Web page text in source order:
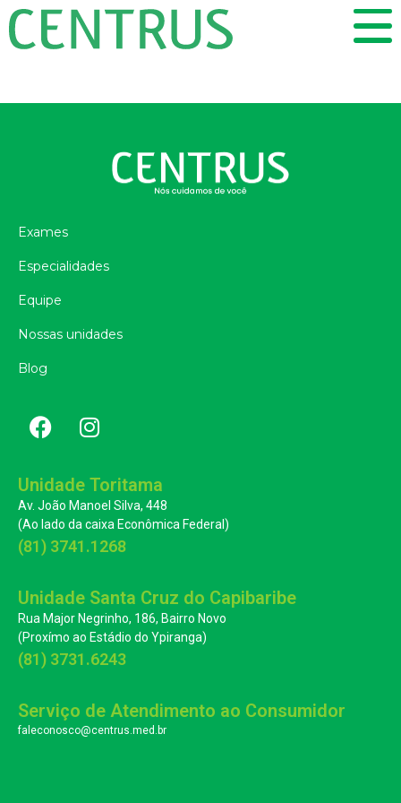
Exames
Especialidades
Equipe
Nossas unidades
Blog
Unidade Toritama
Av. João Manoel Silva, 448
(Ao lado da caixa Econômica Federal)
(81) 3741.1268
Unidade Santa Cruz do Capibaribe
Rua Major Negrinho, 186, Bairro Novo
(Proxímo ao Estádio do Ypiranga)
(81) 3731.6243
Serviço de Atendimento ao Consumidor
faleconosco@centrus.med.br